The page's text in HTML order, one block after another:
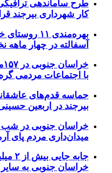
طرح ساماندهی
کار شهرداری بیرجند
بهره‌مندی ۱۱
آسفالته در چهار ماهه
با اجتماعات مردمی
حماسه قدم‌های
بیرجند در اربعین
میدان‌داری مردم پای
خراسان جنوبی به